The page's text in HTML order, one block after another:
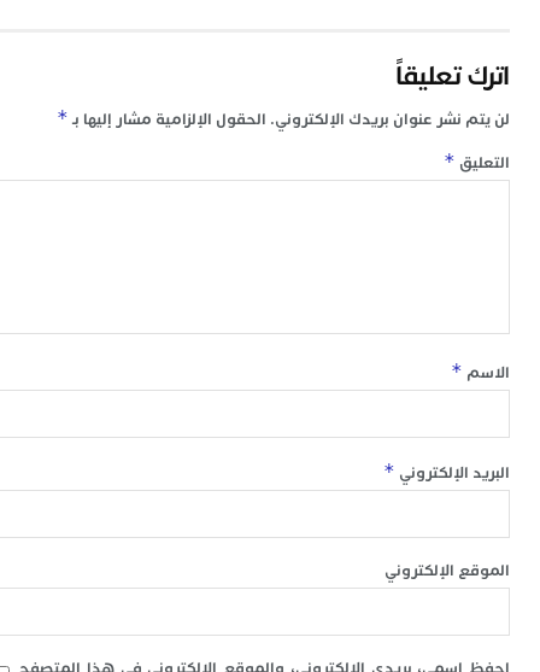
تعليقاً
نشر عنوان بريدك الإلكتروني. الحقول الإلزامية مشار إليها بـ*
الإلكتروني*
الإلكتروني